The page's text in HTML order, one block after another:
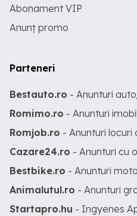
Abonament VIP
Anunț promo
Parteneri
Bestauto.ro - Anunturi
Romimo.ro - Anunturi
Romjob.ro - Anunturi locuri
Cazare24.ro - Anunturi cu
Bestbike.ro - Anunturi moto
Animalutul.ro - Anunturi
Startapro.hu - Ingyenes